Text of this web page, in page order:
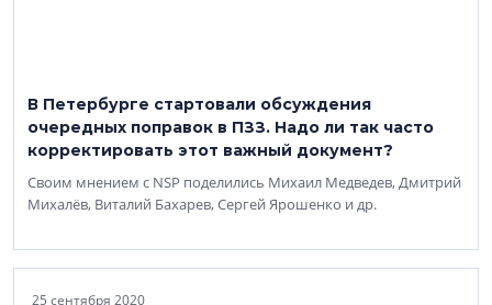
В Петербурге стартовали обсуждения
очередных поправок в ПЗЗ. Надо ли так часто
корректировать этот важный документ?
Своим мнением с NSP поделились Михаил Медведев, Дмитрий
Михалёв, Виталий Бахарев, Сергей Ярошенко и др.
25 сентября 2020